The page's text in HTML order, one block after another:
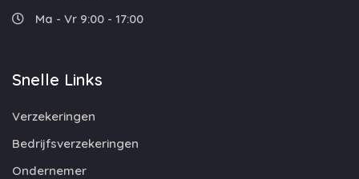
Ma - Vr 9:00 - 17:00
Snelle Links
Verzekeringen
Bedrijfsverzekeringen
Ondernemer